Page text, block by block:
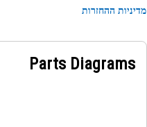
ההחזרות
Parts Diagrams